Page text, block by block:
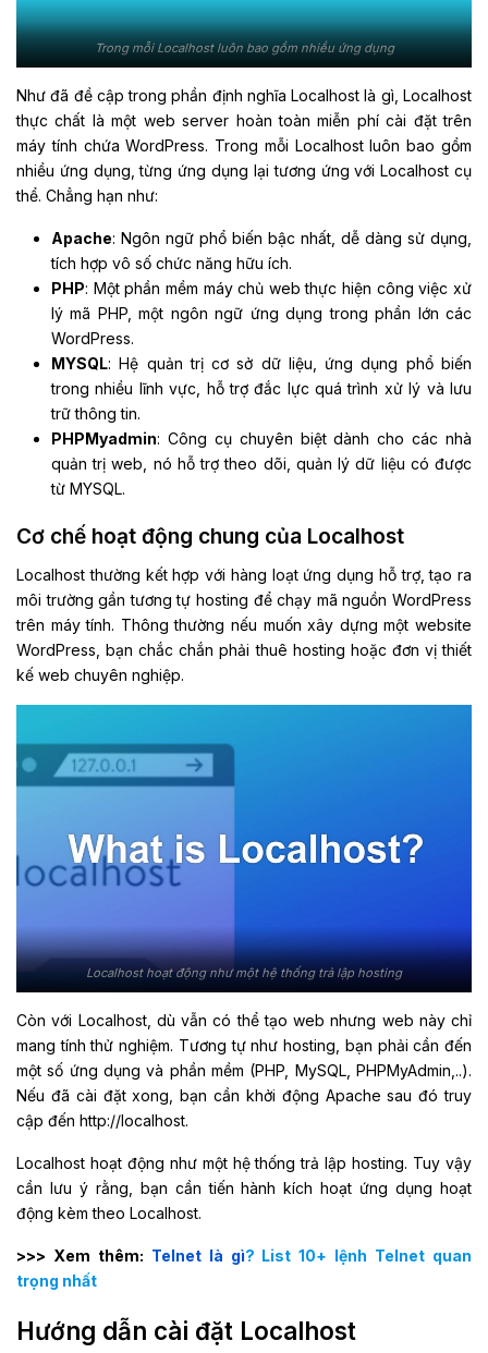
Trong mỗi Localhost luôn bao gồm nhiều ứng dụng
Như đã đề cập trong phần định nghĩa Localhost là gì, Localhost
thực chất là một web server hoàn toàn miễn phí cài đặt trên
máy tính chứa WordPress. Trong mỗi Localhost luôn bao gồm
nhiều ứng dụng, từng ứng dụng lại tương ứng với Localhost cụ
thể. Chẳng hạn như:
Apache: Ngôn ngữ phổ biến bậc nhất, dễ dàng sử dụng,
tích hợp vô số chức năng hữu ích.
PHP: Một phần mềm máy chủ web thực hiện công việc xử
lý mã PHP, một ngôn ngữ ứng dụng trong phần lớn các
WordPress.
MYSQL: Hệ quản trị cơ sở dữ liệu, ứng dụng phổ biến
trong nhiều lĩnh vực, hỗ trợ đắc lực quá trình xử lý và lưu
trữ thông tin.
PHPMyadmin: Công cụ chuyên biệt dành cho các nhà
quản trị web, nó hỗ trợ theo dõi, quản lý dữ liệu có được
từ MYSQL.
Cơ chế hoạt động chung của Localhost
Localhost thường kết hợp với hàng loạt ứng dụng hỗ trợ, tạo ra
môi trường gần tương tự hosting để chạy mã nguồn WordPress
trên máy tính. Thông thường nếu muốn xây dựng một website
WordPress, bạn chắc chắn phải thuê hosting hoặc đơn vị thiết
kế web chuyên nghiệp.
Localhost hoạt động như một hệ thống trả lập hosting
Còn với Localhost, dù vẫn có thể tạo web nhưng web này chỉ
mang tính thử nghiệm. Tương tự như hosting, bạn phải cần đến
một số ứng dụng và phần mềm (PHP, MySQL, PHPMyAdmin,..).
Nếu đã cài đặt xong, bạn cần khởi động Apache sau đó truy
cập đến http://localhost.
Localhost hoạt động như một hệ thống trả lập hosting. Tuy vậy
cần lưu ý rằng, bạn cần tiến hành kích hoạt ứng dụng hoạt
động kèm theo Localhost.
>>> Xem thêm: Telnet là gì? List 10+ lệnh Telnet quan
trọng nhất
Hướng dẫn cài đặt Localhost